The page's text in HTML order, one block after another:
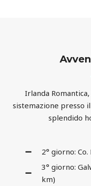
Irlanda
sistemazione presso
splendido
2° giorno:
3° giorno:
km)